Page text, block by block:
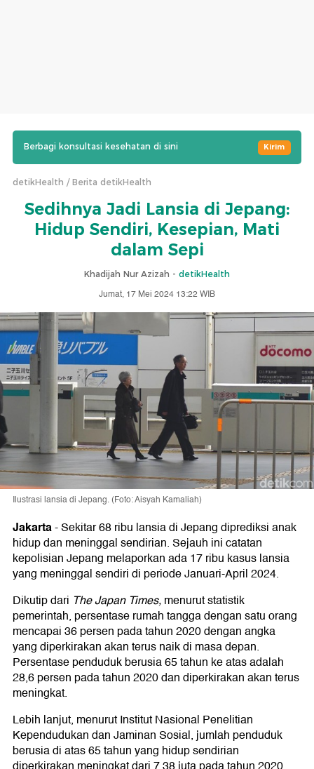
Berbagi konsultasi kesehatan di sini Kirim
detikHealth Berita detikHealth
Sedihnya Jadi Lansia di Jepang:
Hidup Sendiri, Kesepian, Mati
dalam Sepi
Khadijah Nur Azizah - detikHealth
Jumat, 17 Mei 2024 13:22 WIB
Ilustrasi lansia di Jepang. (Foto: Aisyah Kamaliah)
Jakarta-Sekitar 68 ribu lansia di Jepang diprediksi anak
hidup dan meninggal sendirian. Sejauh ini catatan
kepolisian Jepang melaporkan ada 17 ribu kasus lansia
yang meninggal sendiri di periode Januari-April 2024.
Dikutip dari The Japan Times,menurut statistik
pemerintah, persentase rumah tangga dengan satu orang
mencapai 36 persen pada tahun 2020 dengan angka
yang diperkirakan akan terus naik di masa depan.
Persentase penduduk berusia 65 tahun ke atas adalah
28,6 persen pada tahun 2020 dan diperkirakan akan terus
meningkat.
Lebih lanjut, menurut Institut Nasional Penelitian
Kependudukan dan Jaminan Sosial, jumlah penduduk
berusia di atas 65 tahun yang hidup sendirian